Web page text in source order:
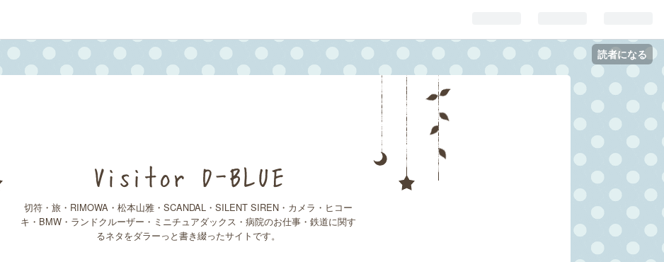
読者になる
Visitor D-BLUE
切符・旅・RIMOWA・松本山雅・SCANDAL・SILENT SIREN・カメラ・ヒコー
キ・BMW・ランドクルーザー・ミニチュアダックス・病院のお仕事・鉄道に関す
るネタをダラーっと書き綴ったサイトです。